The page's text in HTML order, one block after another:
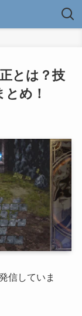
とは？技
め！
信していま